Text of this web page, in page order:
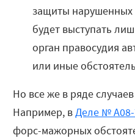
защиты нарушенных
будет выступать
орган правосудия
или иные
Но все же в ряде
Например, вДеле № А08-
форс-мажорных